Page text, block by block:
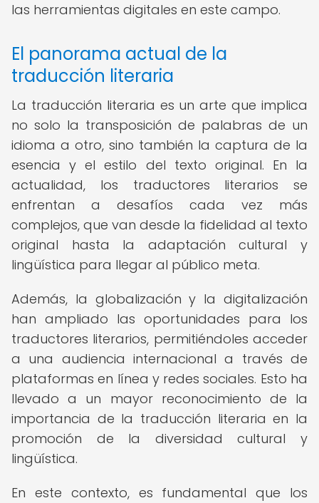
las herramientas digitales en este campo.
El panorama actual de la
traducción literaria
La traducción literaria es un arte que implica
no solo la transposición de palabras de un
idioma a otro, sino también la captura de la
esencia y el estilo del texto original. En la
actualidad, los traductores literarios se
enfrentan a desafíos cada vez más
complejos, que van desde la fidelidad al texto
original hasta la adaptación cultural y
lingüística para llegar al público meta.
Además, la globalización y la digitalización
han ampliado las oportunidades para los
traductores literarios, permitiéndoles acceder
a una audiencia internacional a través de
plataformas en línea y redes sociales. Esto ha
llevado a un mayor reconocimiento de la
importancia de la traducción literaria en la
promoción de la diversidad cultural y
lingüística.
En este contexto, es fundamental que los